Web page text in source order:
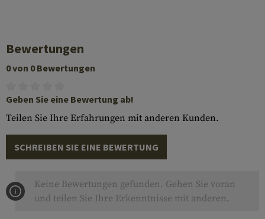
Bewertungen
0 von 0 Bewertungen
Geben Sie eine Bewertung ab!
Teilen Sie Ihre Erfahrungen mit anderen Kunden.
SCHREIBEN SIE EINE BEWERTUNG
Keine Bewertungen gefunden. Gehen Sie voran
und teilen Sie Ihre Erkenntnisse mit anderen.